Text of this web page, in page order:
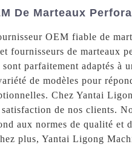
De Marteaux
OEM fiable de
fournisseurs de marteaux
sont parfaitement adaptés
de modèles pour
Chez Yantai
satisfaction de nos clients.
aux normes de qualité
plus, Yantai Ligong